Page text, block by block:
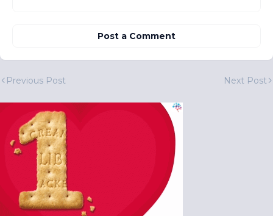
Post a Comment
Previous Post Next Post